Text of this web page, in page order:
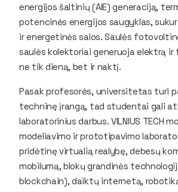
energijos šaltinių (AIE) generaciją,
potencinės energijos saugyklas,
ir energetinės salos. Saulės
saulės kolektoriai generuoja elektrą ir
ne tik dieną, bet ir naktį.
Pasak profesorės, universitetas turi
techninę įrangą, tad studentai gali
laboratorinius darbus. VILNIUS TECH
modeliavimo ir prototipavimo
pridėtinę virtualią realybę, debesų
mobilumą, blokų grandinės
blockchain), daiktų internetą,